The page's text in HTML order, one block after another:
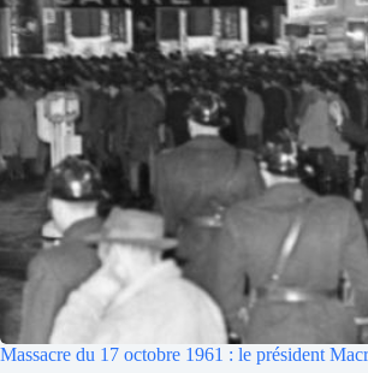
Massacre du 17 octobre 1961 : le président